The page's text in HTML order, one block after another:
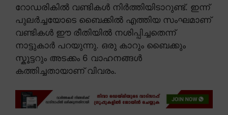
റോഡരികിൽ വണ്ടികൾ നിർത്തിയിടാറുണ്ട്. ഇന്ന്
പുലർച്ചയോടെ ബൈക്കിൽ എത്തിയ സംഘമാണ്
വണ്ടികൾ ഈ രീതിയിൽ നശിപ്പിച്ചതെന്ന്
നാട്ടുകാർ പറയുന്നു. ഒരു കാറും ബൈക്കും
സ്കൂട്ടറും അടക്കം 6 വാഹനങ്ങൾ
കത്തിച്ചതായാണ് വിവരം.